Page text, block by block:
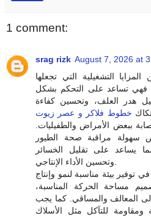
1 comment:
srag rizk August 7, 2026 at
التشغيلية التي تجعلها
فهي تساعد على التحكم بشكل
هدر العلف، وتحسين كفاءة
خطوط فلاكر و عصر زيوت
ببعض الأمراض والطفيليات.
سهولة مراقبة صحة الطيور
يساعد على تقليل الخسائر
بيئة مناسبة لنمو وإنتاج
مساحة الحركة المناسبة،
المعالف والمساقي. كما يجب
للتآكل مثل الأسلاك